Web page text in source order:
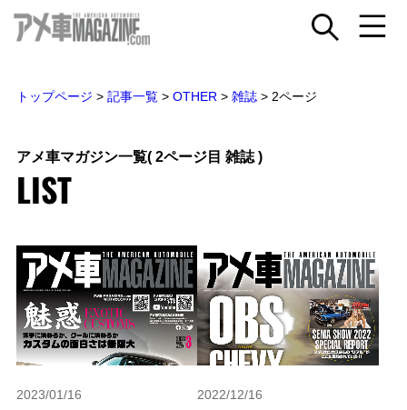
トップページ > 記事一覧 > OTHER > 雑誌 > 2ページ
アメ車マガジン一覧( 2ページ目 雑誌 )
LIST
2023/01/16 2022/12/16